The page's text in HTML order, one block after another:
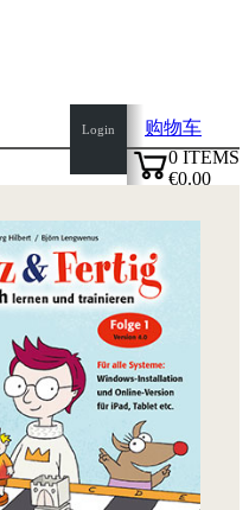
Login
购物车
0 ITEMS
€0.00